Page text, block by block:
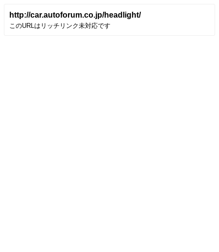
http://car.autoforum.co.jp/headlight/
このURLはリッチリンク未対応です